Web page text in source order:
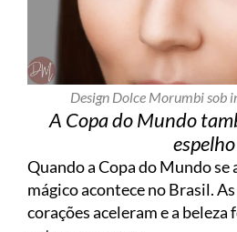
Design Dolce Morumbi sob
A Copa do Mundo
espelho
Quando a Copa do Mundo se
mágico acontece no Brasil.
corações aceleram e a